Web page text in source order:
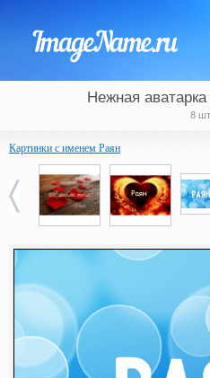
Нежная
8 шт.
Картинки с именем Раян